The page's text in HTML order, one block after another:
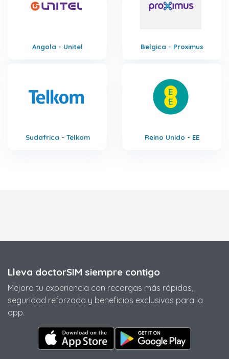
Angola - Unitel Belgica - Proximus
Sudafrica - Telkom Reino Unido - EE
Lleva doctorSIM siempre contigo
Mejora tu experiencia con recargas más rápidas,
seguridad reforzada y beneficios exclusivos para la
app.